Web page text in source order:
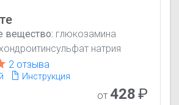
вещество: глюкозамина
натрия
2 отзыва
Инструкция
от 428₽